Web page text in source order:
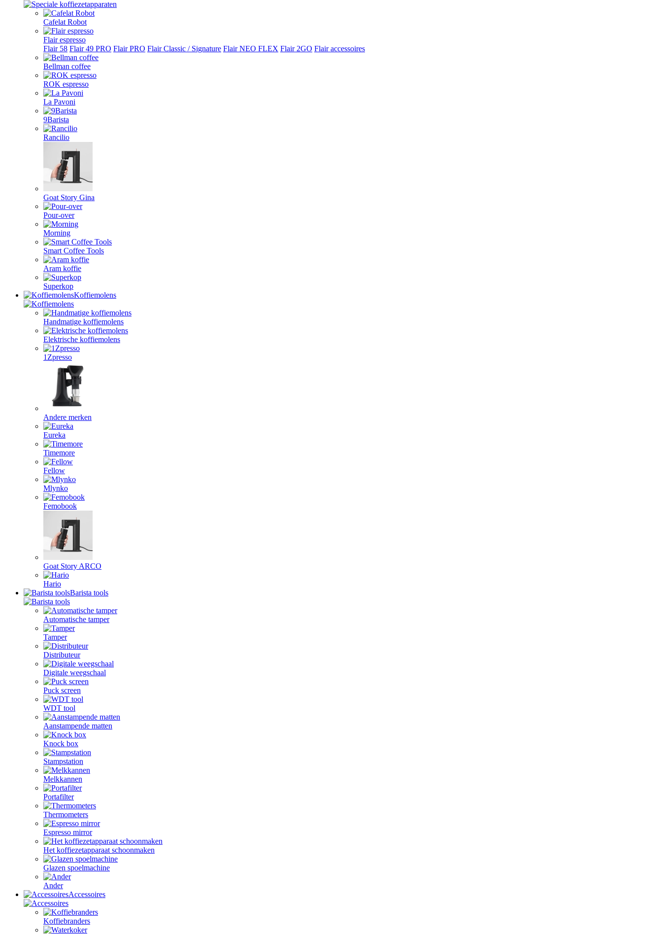
Cafelat Robot
Flair espresso
Flair 58 Flair 49 PRO Flair PRO Flair Classic / Signature Flair NEO FLEX Flair 2GO Flair accessoires
Bellman coffee
ROK espresso
La Pavoni
9Barista
Rancilio
Goat Story Gina
Pour-over
Morning
Smart Coffee Tools
Aram koffie
Superkop
Koffiemolens
Handmatige koffiemolens
Elektrische koffiemolens
1Zpresso
Andere merken
Eureka
Timemore
Fellow
Mlynko
Femobook
Goat Story ARCO
Hario
Barista tools
Automatische tamper
Tamper
Distributeur
Digitale weegschaal
Puck screen
WDT tool
Aanstampende matten
Knock box
Stampstation
Melkkannen
Portafilter
Thermometers
Espresso mirror
Het koffiezetapparaat schoonmaken
Glazen spoelmachine
Ander
Accessoires
Koffiebranders